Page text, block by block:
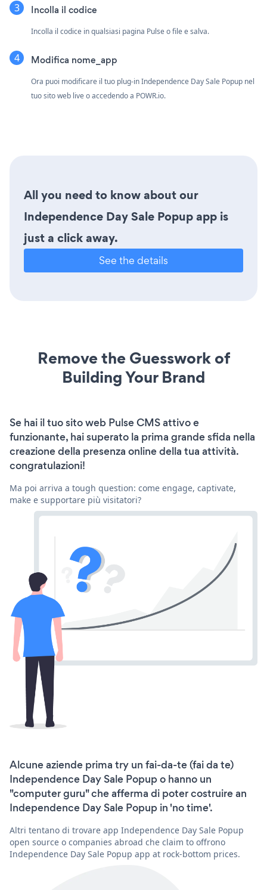
Incolla il codice
Incolla il codice in qualsiasi pagina Pulse o file e salva.
Modifica nome_app
Ora puoi modificare il tuo plug-in Independence Day Sale Popup nel
tuo sito web live o accedendo a POWR.io.
All you need to know about our
Independence Day Sale Popup app is
just a click away.
See the details
Remove the Guesswork of
Building Your Brand
Se hai il tuo sito web Pulse CMS attivo e
funzionante, hai superato la prima grande sfida nella
creazione della presenza online della tua attività.
congratulazioni!
Ma poi arriva a tough question: come engage, captivate,
make e supportare più visitatori?
Alcune aziende prima try un fai-da-te (fai da te)
Independence Day Sale Popup o hanno un
"computer guru" che afferma di poter costruire an
Independence Day Sale Popup in 'no time'.
Altri tentano di trovare app Independence Day Sale Popup
open source o companies abroad che claim to offrono
Independence Day Sale Popup app at rock-bottom prices.